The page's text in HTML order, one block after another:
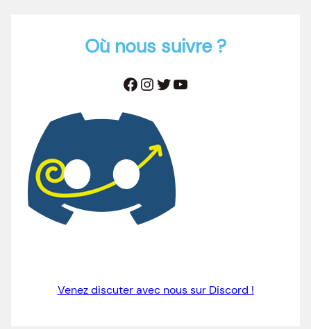
Où nous suivre ?
Facebook Instagram Twitter YouTube
Venez discuter avec nous sur Discord !